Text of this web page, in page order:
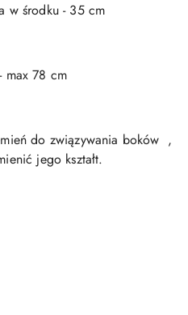
w środku - 35 cm
max 78 cm
do związywania boków ,
jego kształt.